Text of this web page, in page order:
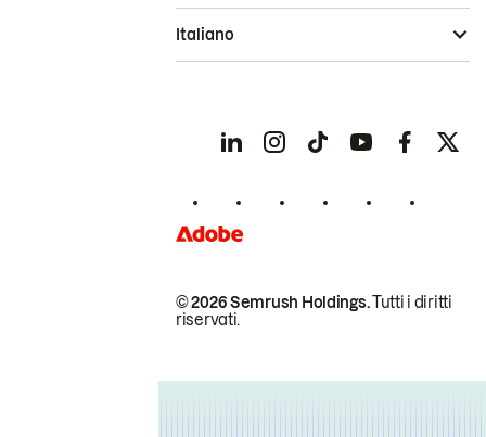
© 2026 Semrush Holdings.Tutti i diritti
riservati.
Italiano